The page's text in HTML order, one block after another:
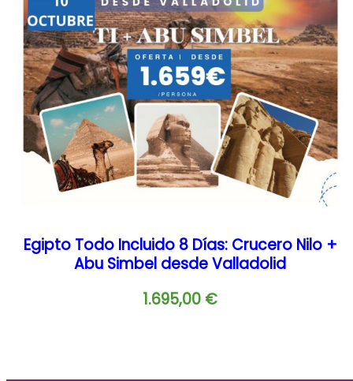
Egipto Todo Incluido 8 Días: Crucero Nilo +
Abu Simbel desde Valladolid
1.695,00 €